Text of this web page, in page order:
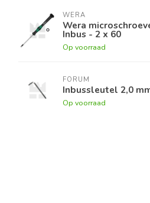
WERA
Wera
Inbus - 2 x 60
Op voorraad
FORUM
Inbussleutel 2,0
Op voorraad